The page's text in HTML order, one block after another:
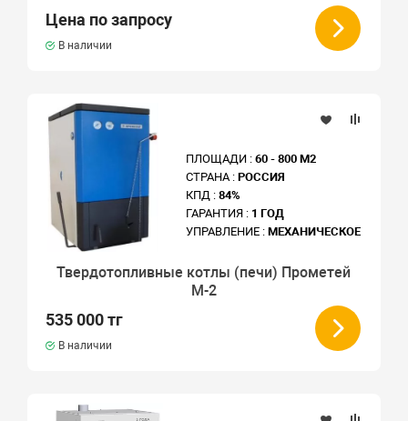
Цена по запросу
В наличии
ПЛОЩАДИ : 60 - 800 М2
СТРАНА : РОССИЯ
КПД : 84%
ГАРАНТИЯ : 1 ГОД
УПРАВЛЕНИЕ : МЕХАНИЧЕСКОЕ
Твердотопливные котлы (печи) Прометей
М-2
535 000 тг
В наличии